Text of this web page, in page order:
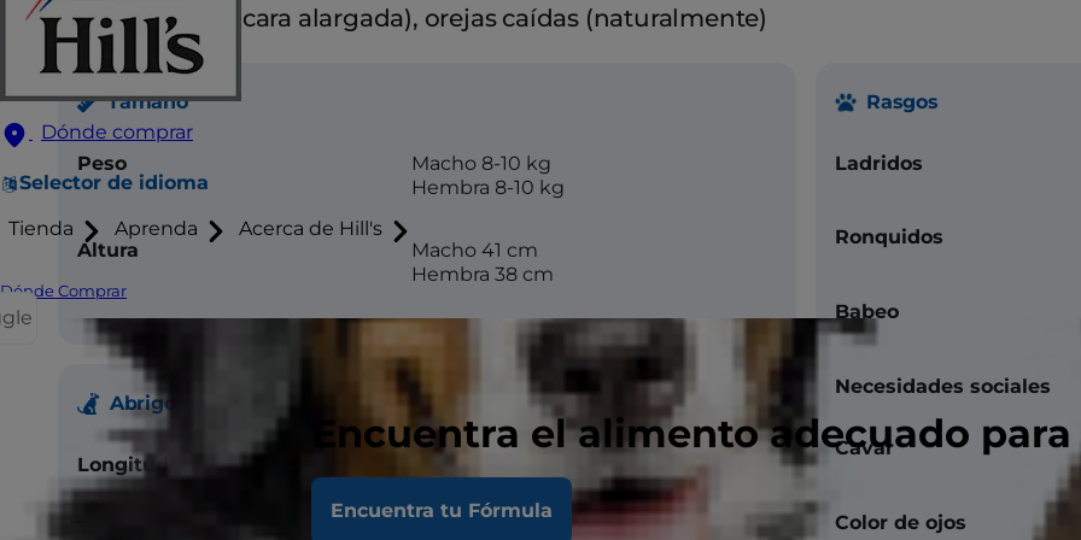
Dónde comprar
Selector de idioma
Tienda Aprenda Acerca de Hill's
Dónde Comprar
Encuentra el alimento adecuado
Encuentra tu Fórmula
Dolicocefálico (cara alargada), orejas caídas (naturalmente)
Tamaño
Peso
Macho 8-10 kg
Hembra 8-10 kg
Altura
Macho 41 cm
Hembra 38 cm
Abrigo
Longitud
Pelaje duro, suave y rizado.
Rasgos
Ladridos
Ronquidos
Babeo
Necesidades sociales
Cavar
Color de ojos